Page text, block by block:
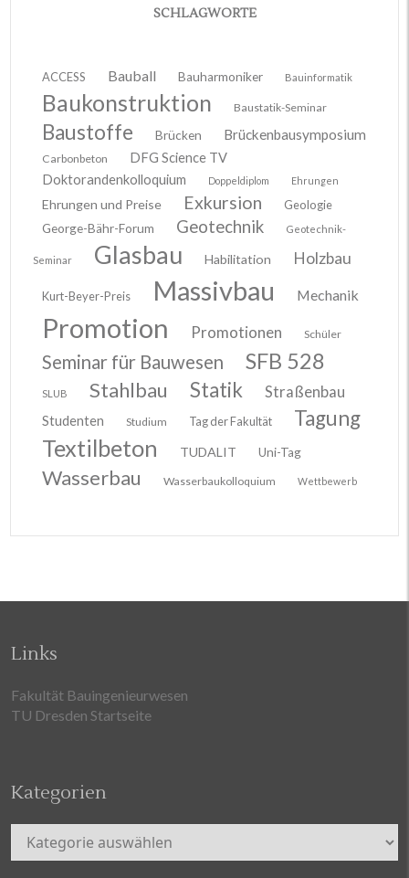
SCHLAGWORTE
ACCESS Bauball Bauharmoniker Bauinformatik
Baukonstruktion Baustatik-Seminar
Baustoffe Brücken Brückenbausymposium
Carbonbeton
DFG Science TV
Doktorandenkolloquium
Doppeldiplom Ehrungen
Ehrungen und Preise Exkursion
Geologie
George-Bähr-Forum
Geotechnik Geotechnik-
Seminar Glasbau Habilitation Holzbau
Kurt-Beyer-Preis Massivbau Mechanik
Promotion Promotionen Schüler
Seminar für Bauwesen SFB 528
SLUB Stahlbau Statik Straßenbau
Studenten Studium Tag der Fakultät Tagung
Textilbeton TUDALIT Uni-Tag
Wasserbau Wasserbaukolloquium Wettbewerb
Links
Fakultät Bauingenieurwesen
TU Dresden Startseite
Kategorien
Kategorien